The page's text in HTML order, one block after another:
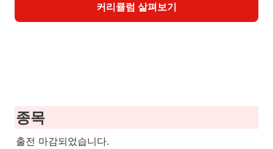
커리큘럼 살펴보기
종목
출전 마감되었습니다.